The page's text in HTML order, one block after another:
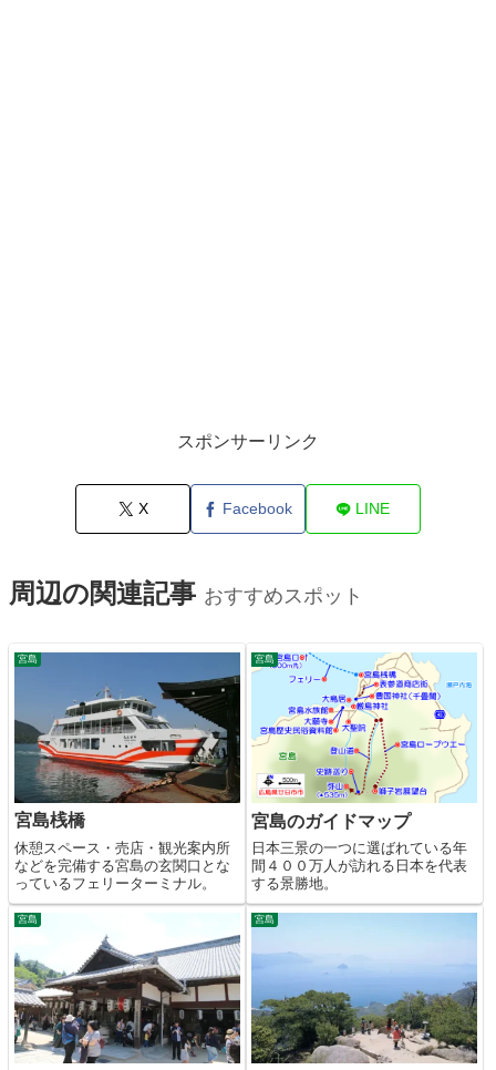
スポンサーリンク
X Facebook LINE
周辺の関連記事 おすすめスポット
宮島
宮島桟橋
休憩スペース・売店・観光案内所
などを完備する宮島の玄関口とな
っているフェリーターミナル。
宮島
宮島のガイドマップ
日本三景の一つに選ばれている年
間４００万人が訪れる日本を代表
する景勝地。
宮島 宮島